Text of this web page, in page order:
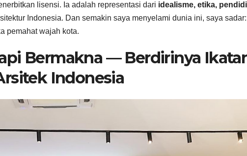
lisensi. Ia adalah representasi dari idealisme, etika,
Indonesia. Dan semakin saya menyelami dunia ini, saya sadar:
pemahat wajah kota.
Bermakna — Berdirinya
Indonesia